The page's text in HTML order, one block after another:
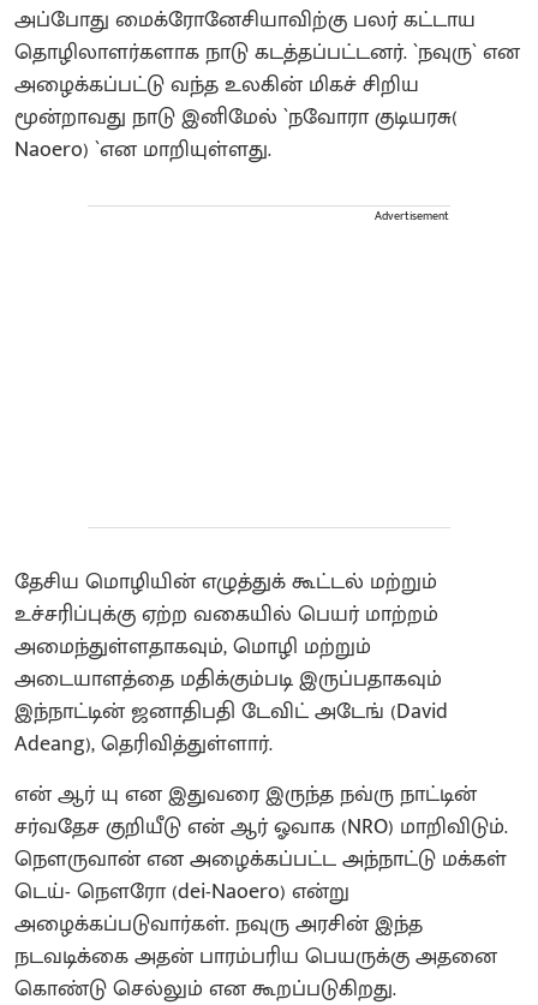
அப்போது மைக்ரோனேசியாவிற்கு பலர் கட்டாய
தொழிலாளர்களாக நாடு கடத்தப்பட்டனர். `நவுரு` என
அழைக்கப்பட்டு வந்த உலகின் மிகச் சிறிய
மூன்றாவது நாடு இனிமேல் `நவோரா குடியரசு(
Naoero) `என மாறியுள்ளது.
Advertisement
தேசிய மொழியின் எழுத்துக் கூட்டல் மற்றும்
உச்சரிப்புக்கு ஏற்ற வகையில் பெயர் மாற்றம்
அமைந்துள்ளதாகவும், மொழி மற்றும்
அடையாளத்தை மதிக்கும்படி இருப்பதாகவும்
இந்நாட்டின் ஜனாதிபதி டேவிட் அடேங் (David
Adeang), தெரிவித்துள்ளார்.
என் ஆர் யு என இதுவரை இருந்த நவ்ரு நாட்டின்
சர்வதேச குறியீடு என் ஆர் ஓவாக (NRO) மாறிவிடும்.
நௌருவான் என அழைக்கப்பட்ட அந்நாட்டு மக்கள்
டெய்- நௌரோ (dei-Naoero) என்று
அழைக்கப்படுவார்கள். நவுரு அரசின் இந்த
நடவடிக்கை அதன் பாரம்பரிய பெயருக்கு அதனை
கொண்டு செல்லும் என கூறப்படுகிறது.